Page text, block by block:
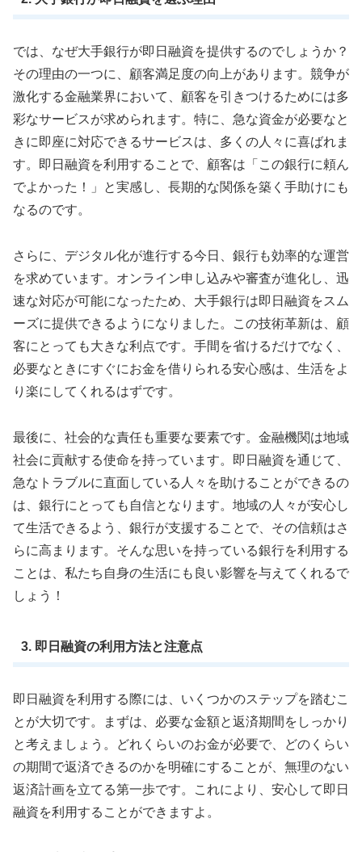
では、なぜ大手銀行が即日融資を提供するのでしょうか？
その理由の一つに、顧客満足度の向上があります。競争が
激化する金融業界において、顧客を引きつけるためには多
彩なサービスが求められます。特に、急な資金が必要なと
きに即座に対応できるサービスは、多くの人々に喜ばれま
す。即日融資を利用することで、顧客は「この銀行に頼ん
でよかった！」と実感し、長期的な関係を築く手助けにも
なるのです。
さらに、デジタル化が進行する今日、銀行も効率的な運営
を求めています。オンライン申し込みや審査が進化し、迅
速な対応が可能になったため、大手銀行は即日融資をスム
ーズに提供できるようになりました。この技術革新は、顧
客にとっても大きな利点です。手間を省けるだけでなく、
必要なときにすぐにお金を借りられる安心感は、生活をよ
り楽にしてくれるはずです。
最後に、社会的な責任も重要な要素です。金融機関は地域
社会に貢献する使命を持っています。即日融資を通じて、
急なトラブルに直面している人々を助けることができるの
は、銀行にとっても自信となります。地域の人々が安心し
て生活できるよう、銀行が支援することで、その信頼はさ
らに高まります。そんな思いを持っている銀行を利用する
ことは、私たち自身の生活にも良い影響を与えてくれるで
しょう！
3. 即日融資の利用方法と注意点
即日融資を利用する際には、いくつかのステップを踏むこ
とが大切です。まずは、必要な金額と返済期間をしっかり
と考えましょう。どれくらいのお金が必要で、どのくらい
の期間で返済できるのかを明確にすることが、無理のない
返済計画を立てる第一歩です。これにより、安心して即日
融資を利用することができますよ。